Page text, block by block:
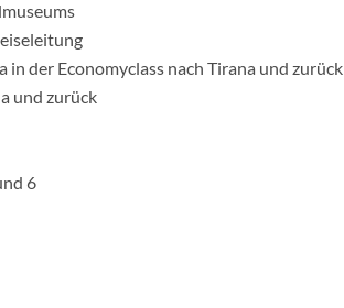
der Economyclass nach Tirana und zurück
und zurück
6